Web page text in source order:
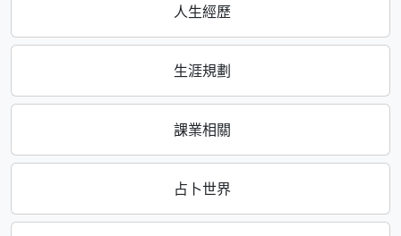
人生經歷
生涯規劃
課業相關
占卜世界